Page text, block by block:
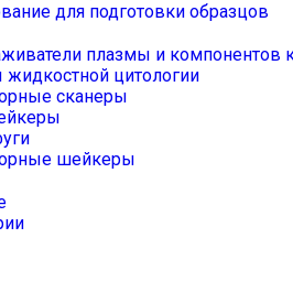
для подготовки образцов
плазмы и компонентов
цитологии
сканеры
шейкеры